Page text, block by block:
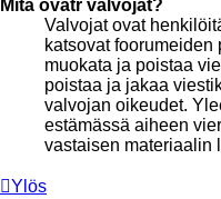
Mitä ovatr valvojat?
Valvojat ovat
katsovat
muokata ja poistaa
poistaa ja jakaa
valvojan oikeudet.
estämässä aiheen
vastaisen materiaalin
Ylös